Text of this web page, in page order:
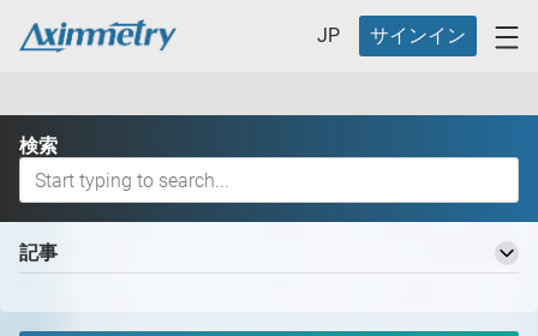
JP サインイン
検索
記事
Aximmetry 知識ベースへようこそ